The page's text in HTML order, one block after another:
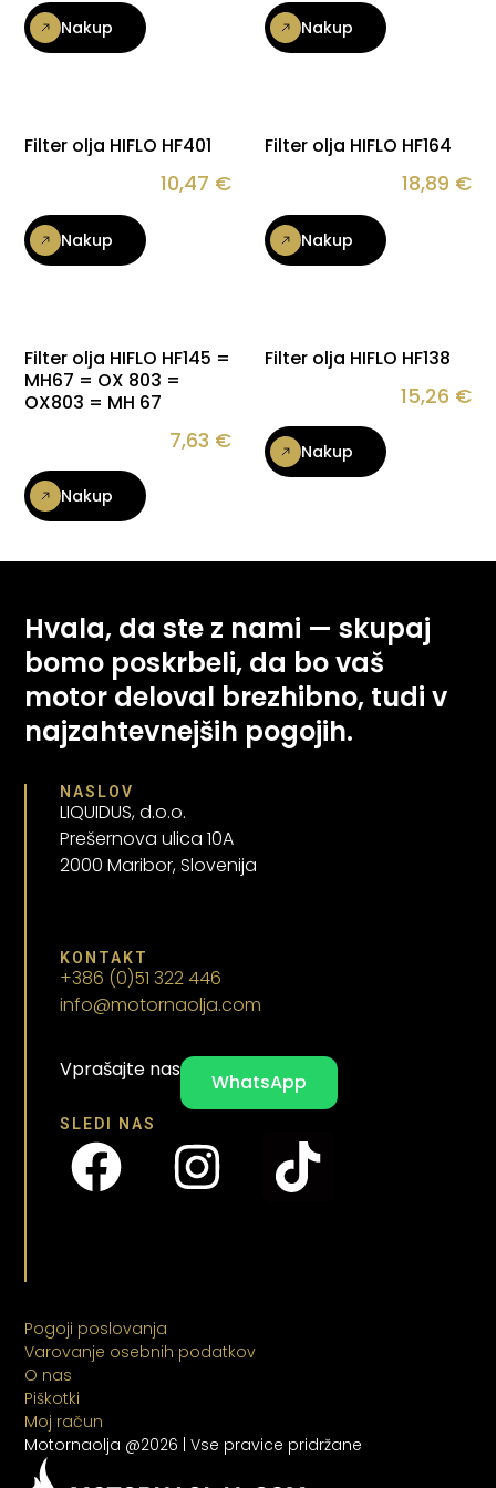
Nakup Nakup
Filter olja HIFLO HF401
10,47 €
Nakup
Filter olja HIFLO HF164
18,89 €
Nakup
Filter olja HIFLO HF145 =
MH67 = OX 803 =
OX803 = MH 67
7,63 €
Nakup
Filter olja HIFLO HF138
15,26 €
Nakup
Hvala, da ste z nami — skupaj
bomo poskrbeli, da bo vaš
motor deloval brezhibno, tudi v
najzahtevnejših pogojih.
NASLOV
LIQUIDUS, d.o.o.
Prešernova ulica 10A
2000 Maribor, Slovenija
KONTAKT
+386 (0)51 322 446
info@motornaolja.com
Vprašajte nas
WhatsApp
SLEDI NAS
Pogoji poslovanja
Varovanje osebnih podatkov
O nas
Piškotki
Moj račun
Motornaolja @2026 | Vse pravice pridržane